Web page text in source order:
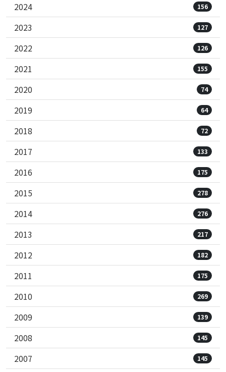
2024 156
2023 127
2022 126
2021 155
2020 74
2019 64
2018 72
2017 133
2016 175
2015 278
2014 276
2013 217
2012 182
2011 175
2010 269
2009 139
2008 145
2007 145